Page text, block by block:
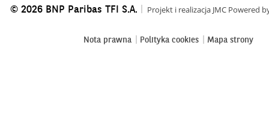
© 2026 BNP Paribas TFI S.A.
Projekt i realizacja JMC Powered
Nota prawna Polityka cookies Mapa strony